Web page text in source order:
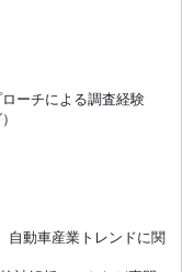
ーチによる調査経験
自動車産業トレンドに関